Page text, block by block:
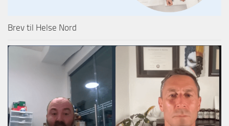
Brev til Helse Nord